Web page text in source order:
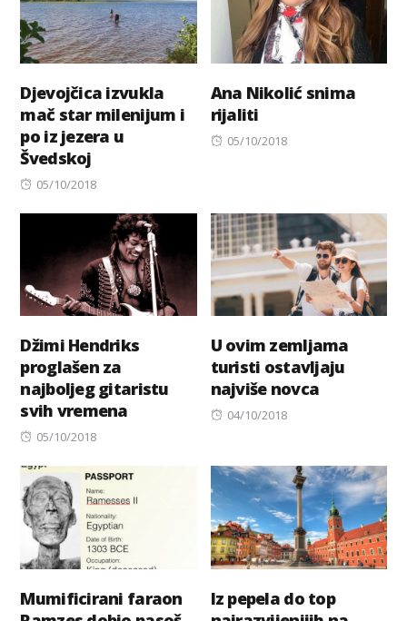
Djevojčica izvukla
mač star milenijum i
po iz jezera u
Švedskoj
Posted
05/10/2018
Ana Nikolić snima
rijaliti
Posted
05/10/2018
Džimi Hendriks
proglašen za
najboljeg gitaristu
svih vremena
Posted
05/10/2018
U ovim zemljama
turisti ostavljaju
najviše novca
Posted
04/10/2018
Mumificirani faraon
Iz pepela do top